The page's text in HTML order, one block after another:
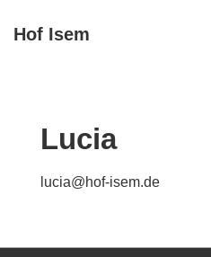
ZumHof Isem
Lucia
lucia@hof-isem.de